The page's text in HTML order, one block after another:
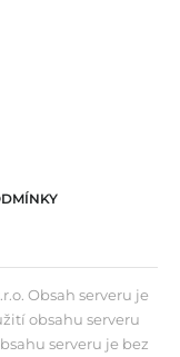
Obsah serveru je
obsahu serveru
serveru je bez